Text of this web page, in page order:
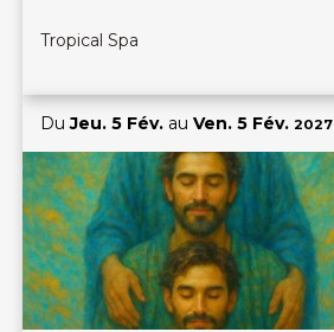
Tropical Spa
DuJeu. 5 Fév. au Ven. 5 Fév. 2027